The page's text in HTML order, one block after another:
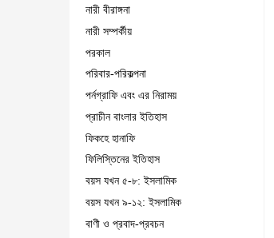
নারী বীরাঙ্গনা
নারী সম্পর্কীয়
পরকাল
পরিবার-পরিকল্পনা
পর্নগ্রাফি এবং এর নিরাময়
প্রাচীন বাংলার ইতিহাস
ফিকহে হানাফি
ফিলিস্তিনের ইতিহাস
বয়স যখন ৫-৮: ইসলামিক
বয়স যখন ৯-১২: ইসলামিক
বাণী ও প্রবাদ-প্রবচন